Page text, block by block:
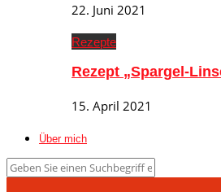
22. Juni 2021
Rezepte
Rezept „Spargel-
15. April 2021
Über mich